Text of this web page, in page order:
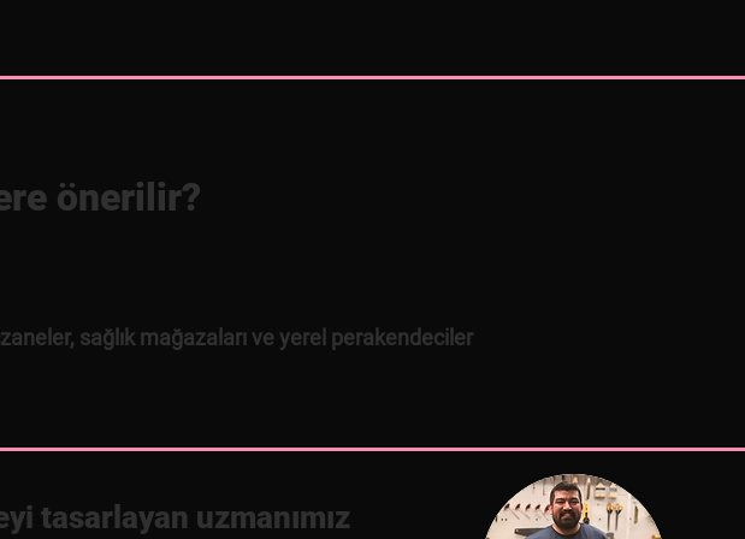
önerilir?
sağlık mağazaları ve yerel perakendeciler
tasarlayan uzmanımız